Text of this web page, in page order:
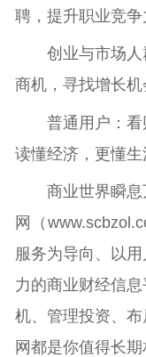
聘，提升职业竞争
创业与市场
商机，寻找增长机
普通用户：看
读懂经济，更懂生
商业世界瞬
网（
服务为导向、以
力的商业财经信
机、管理投资、
网都是你值得长期